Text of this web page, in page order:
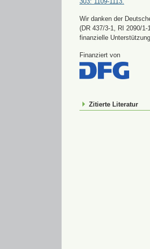
Wir danken der
(DR 437/3-1, RI 2090/
finanzielle
Finanziert von
Zitierte Literatur